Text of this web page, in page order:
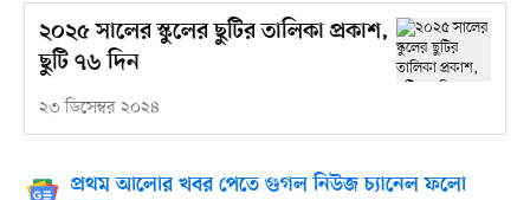
২০২৫ সালের স্কুলের ছুটির তালিকা প্রকাশ,
ছুটি ৭৬ দিন
২৩ ডিসেম্বর ২০২৪
প্রথম আলোর খবর পেতে গুগল নিউজ চ্যানেল ফলো